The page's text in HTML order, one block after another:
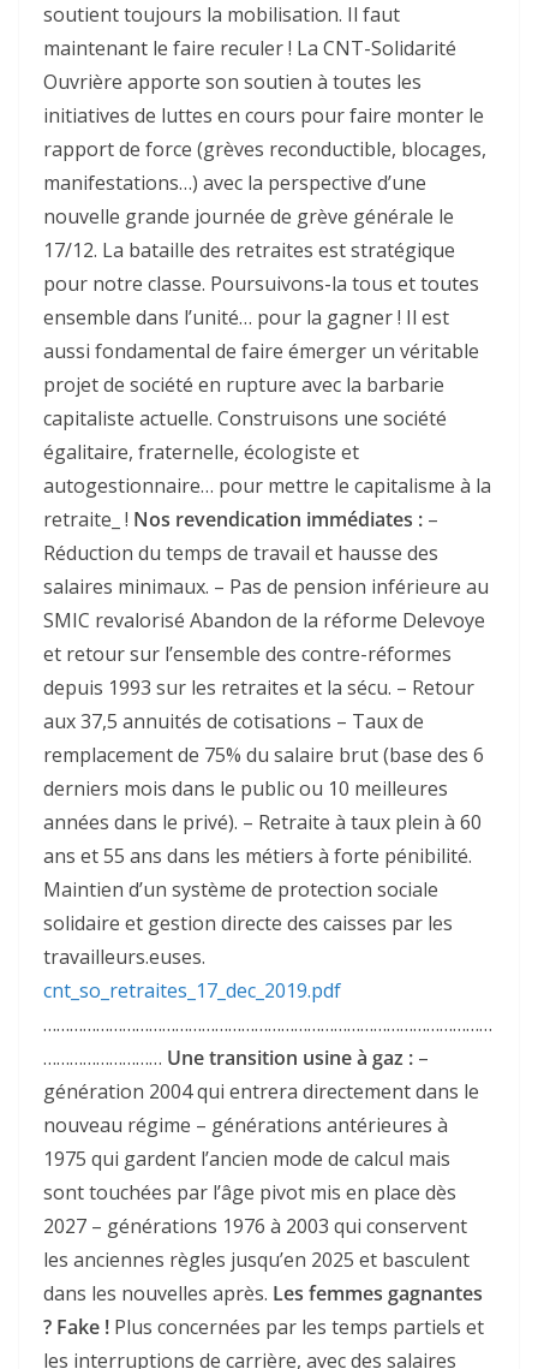
soutient toujours la mobilisation. Il faut
maintenant le faire reculer ! La CNT-Solidarité
Ouvrière apporte son soutien à toutes les
initiatives de luttes en cours pour faire monter le
rapport de force (grèves reconductible, blocages,
manifestations…) avec la perspective d’une
nouvelle grande journée de grève générale le
17/12. La bataille des retraites est stratégique
pour notre classe. Poursuivons-la tous et toutes
ensemble dans l’unité… pour la gagner ! Il est
aussi fondamental de faire émerger un véritable
projet de société en rupture avec la barbarie
capitaliste actuelle. Construisons une société
égalitaire, fraternelle, écologiste et
autogestionnaire… pour mettre le capitalisme à la
retraite_ ! Nos revendication immédiates : –
Réduction du temps de travail et hausse des
salaires minimaux. – Pas de pension inférieure au
SMIC revalorisé Abandon de la réforme Delevoye
et retour sur l’ensemble des contre-réformes
depuis 1993 sur les retraites et la sécu. – Retour
aux 37,5 annuités de cotisations – Taux de
remplacement de 75% du salaire brut (base des 6
derniers mois dans le public ou 10 meilleures
années dans le privé). – Retraite à taux plein à 60
ans et 55 ans dans les métiers à forte pénibilité.
Maintien d’un système de protection sociale
solidaire et gestion directe des caisses par les
travailleurs.euses.
cnt_so_retraites_17_dec_2019.pdf
…………………………………………………………………………………………
……………………… Une transition usine à gaz : –
génération 2004 qui entrera directement dans le
nouveau régime – générations antérieures à
1975 qui gardent l’ancien mode de calcul mais
sont touchées par l’âge pivot mis en place dès
2027 – générations 1976 à 2003 qui conservent
les anciennes règles jusqu’en 2025 et basculent
dans les nouvelles après. Les femmes gagnantes
? Fake ! Plus concernées par les temps partiels et
les interruptions de carrière, avec des salaires